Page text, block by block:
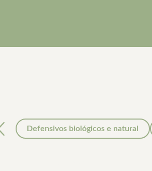
Defensivos biológicos e natural
Anterior